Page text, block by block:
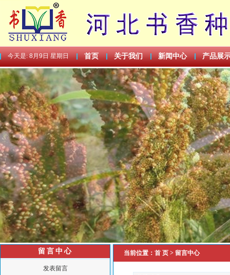
今天是:8月9日 星期日 首页 关于我们 新闻中心 产品展
留言中心
发表留言
当前位置： 首 页 > 留言中心